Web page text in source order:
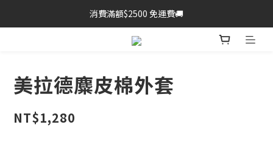
消費滿額$2500 免運費🚚
美拉德麋皮棉外套
NT$1,280